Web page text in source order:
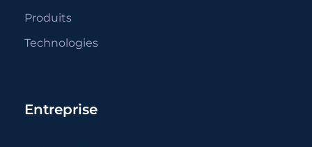
Produits
Technologies
Entreprise